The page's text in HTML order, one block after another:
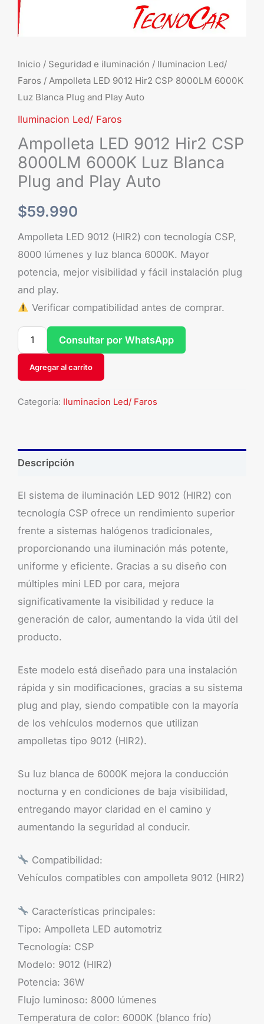
Inicio / Seguridad e iluminación / Iluminacion Led/
Faros / Ampolleta LED 9012 Hir2 CSP 8000LM 6000K
Luz Blanca Plug and Play Auto
Iluminacion Led/ Faros
Ampolleta LED 9012 Hir2 CSP
8000LM 6000K Luz Blanca
Plug and Play Auto
$59.990
Ampolleta LED 9012 (HIR2) con tecnología CSP,
8000 lúmenes y luz blanca 6000K. Mayor
potencia, mejor visibilidad y fácil instalación plug
and play.
Verificar compatibilidad antes de comprar.
Plug
and
Agregar al carrito
Consultar por WhatsApp
Categoría: Iluminacion Led/ Faros
Descripción
El sistema de iluminación LED 9012 (HIR2) con
tecnología CSP ofrece un rendimiento superior
frente a sistemas halógenos tradicionales,
proporcionando una iluminación más potente,
uniforme y eficiente. Gracias a su diseño con
múltiples mini LED por cara, mejora
significativamente la visibilidad y reduce la
generación de calor, aumentando la vida útil del
producto.
Este modelo está diseñado para una instalación
rápida y sin modificaciones, gracias a su sistema
plug and play, siendo compatible con la mayoría
de los vehículos modernos que utilizan
ampolletas tipo 9012 (HIR2).
Su luz blanca de 6000K mejora la conducción
nocturna y en condiciones de baja visibilidad,
entregando mayor claridad en el camino y
aumentando la seguridad al conducir.
Compatibilidad:
Vehículos compatibles con ampolleta 9012 (HIR2)
Características principales:
Tipo: Ampolleta LED automotriz
Tecnología: CSP
Modelo: 9012 (HIR2)
Potencia: 36W
Flujo luminoso: 8000 lúmenes
Temperatura de color: 6000K (blanco frío)